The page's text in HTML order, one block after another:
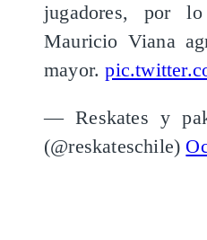
jugadores, por
Mauricio Viana
mayor.
— Reskates y
(@reskateschile)